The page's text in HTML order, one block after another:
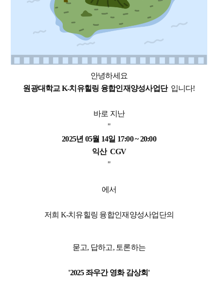
안녕하세요
원광대학교 K-치유힐링 융합인재양성사업단입니다!
바로 지난
"
2025년 05월 14일 17:00 ~ 20:00
익산 CGV
"
에서
저희 K-치유힐링 융합인재양성사업단의
묻고, 답하고, 토론하는
'2025 좌우간 영화 감상회'